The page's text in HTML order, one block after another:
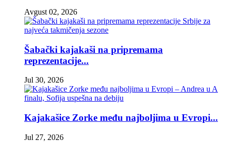
Avgust 02, 2026
Šabački kajakaši na pripremama
reprezentacije...
Jul 30, 2026
Kajakašice Zorke među najboljima u Evropi...
Jul 27, 2026